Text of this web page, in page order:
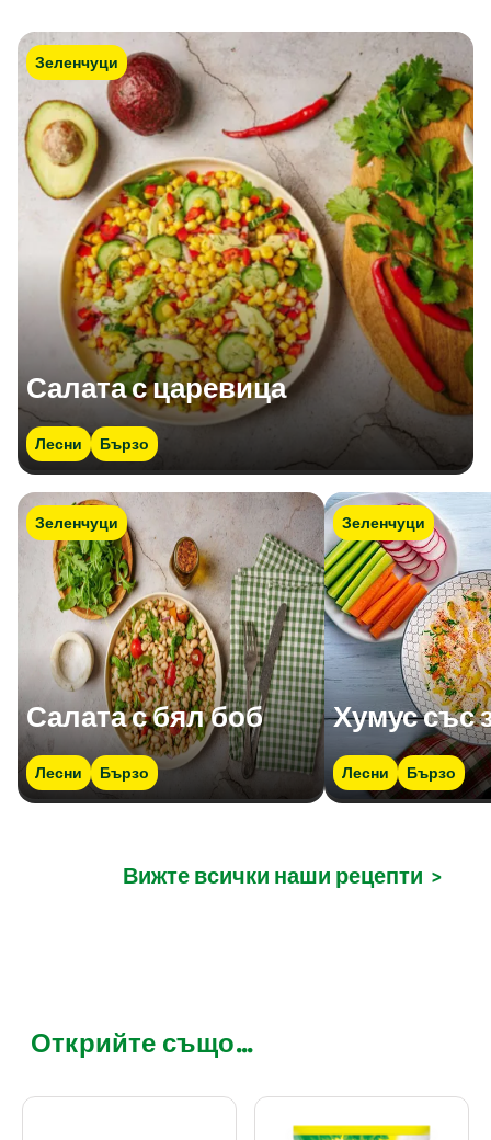
Зеленчуци
Салата с царевица
Лесни Бързо
Зеленчуци
Салата с бял боб
Лесни Бързо
Зеленчуци
Хумус със
Лесни Бързо
Вижте всички наши рецепти >
Открийте също...